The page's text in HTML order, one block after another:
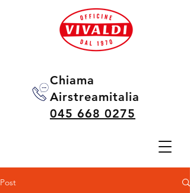
Chiama
Airstreamitalia
045 668 0275
Post